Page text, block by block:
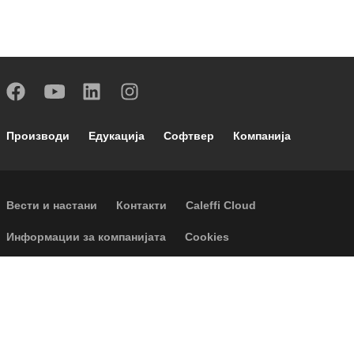
Footer main navigation
Производи Едукација Софтвер Компанија
Footer secondary navigation
Вести и настани Контакти Caleffi Cloud
Footer menu
Информации за компанијата Cookies